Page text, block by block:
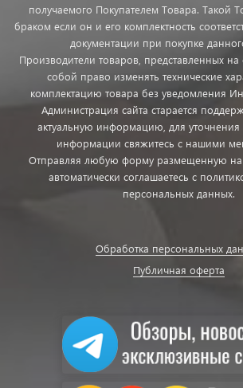
получаемого Покупателем Товара. Такой
браком если он и его комплектность
документации при покупке
Производители товаров, представленных на
собой право изменять технические
комплектацию товара без уведомления
Администрация сайта старается
актуальную информацию, для
информации свяжитесь с нашими
Отправляя любую форму размещенную на
автоматически соглашаетесь с
персональных данных.
Обработка персональных
Публичная оферта